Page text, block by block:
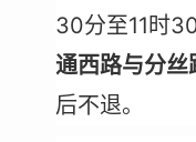
30分至11 时
通西路与分丝
后不退。